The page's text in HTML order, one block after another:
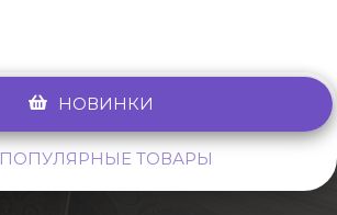
НОВИНКИ
ПОПУЛЯРНЫЕ ТОВАРЫ